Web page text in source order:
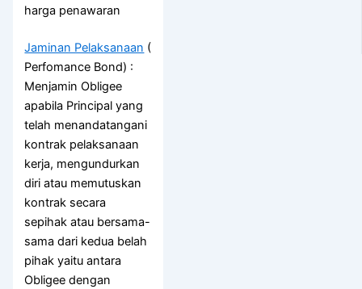
harga penawaran
Jaminan Pelaksanaan (
Perfomance Bond) :
Menjamin Obligee
apabila Principal yang
telah menandatangani
kontrak pelaksanaan
kerja, mengundurkan
diri atau memutuskan
kontrak secara
sepihak atau bersama-
sama dari kedua belah
pihak yaitu antara
Obligee dengan